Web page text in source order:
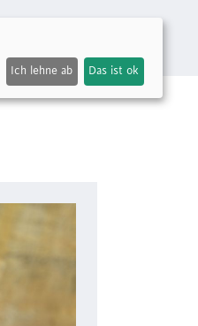
Ich lehne ab Das ist ok